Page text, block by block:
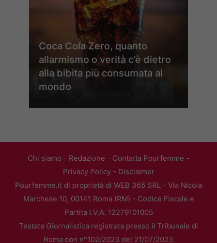
Coca Cola Zero, quanto
allarmismo o verità c’è dietro
alla bibita più consumata al
mondo
Chi siamo - Redazione - Contatta Pourfemme -
Privacy Policy- Disclaimer
Pourfemme.it di proprietà di WEB 365 SRL - Via Nicola
Marchese 10, 00141 Roma (RM) - Codice Fiscale e
Partita I.V.A. 12279101005
Testata Giornalistica registrata presso il Tribunale di
Roma con n°102/2023 del 21/07/2023